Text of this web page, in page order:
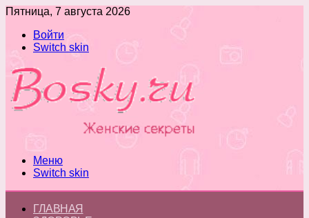
Пятница, 7 августа 2026
Войти
Switch skin
Меню
Switch skin
ГЛАВНАЯ